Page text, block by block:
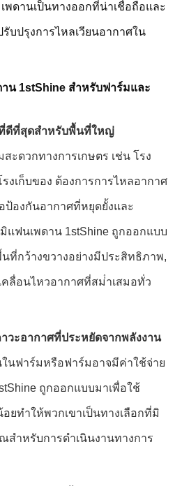
พดานเป็นทางออกที่น่าเชื่อถือและ
บปรุงการไหลเวียนอากาศใน
น 1stShine สําหรับฟาร์มและ
ดีที่สุดสําหรับพื้นที่ใหญ่
ะดวกทางการเกษตร เช่น โรง
รงเก็บของ ต้องการการไหลอากาศ
ป้องกันอากาศที่หยุดยั้งและ
ฟนเพดาน 1stShine ถูกออกแบบ
ที่กว้างขวางอย่างมีประสิทธิภาพ,
คลื่อนไหวอากาศที่สม่ําเสมอทั่ว
วะอากาศที่ประหยัดจากพลังงาน
ในฟาร์มหรือฟาร์มอาจมีค่าใช้จ่าย
ถูกออกแบบมาเพื่อใช้
ยทําให้พวกเขาเป็นทางเลือกที่มิ
สําหรับการดําเนินงานทางการ